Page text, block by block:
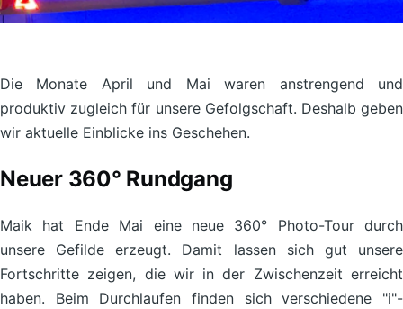
Die Monate April und Mai waren anstrengend und
produktiv zugleich für unsere Gefolgschaft. Deshalb geben
wir aktuelle Einblicke ins Geschehen.
Neuer 360° Rundgang
Maik hat Ende Mai eine neue 360° Photo-Tour durch
unsere Gefilde erzeugt. Damit lassen sich gut unsere
Fortschritte zeigen, die wir in der Zwischenzeit erreicht
haben. Beim Durchlaufen finden sich verschiedene "i"-